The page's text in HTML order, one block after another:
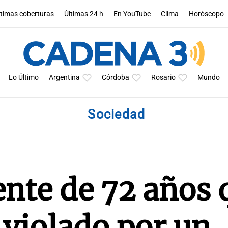
coberturas Últimas 24 h En YouTube Clima Horóscopo
Lo Último Argentina Córdoba Rosario Mundo
Sociedad
de 72 años